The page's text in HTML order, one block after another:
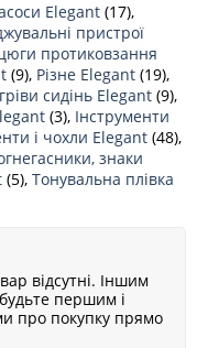
Elegant (17),
пристрої
протиковзання
(9), Різне Elegant (19),
сидінь Elegant (9),
(3), Інструменти
і чохли Elegant (48),
знаки
(5), Тонувальна плівка
відсутні. Іншим
першим і
про покупку прямо